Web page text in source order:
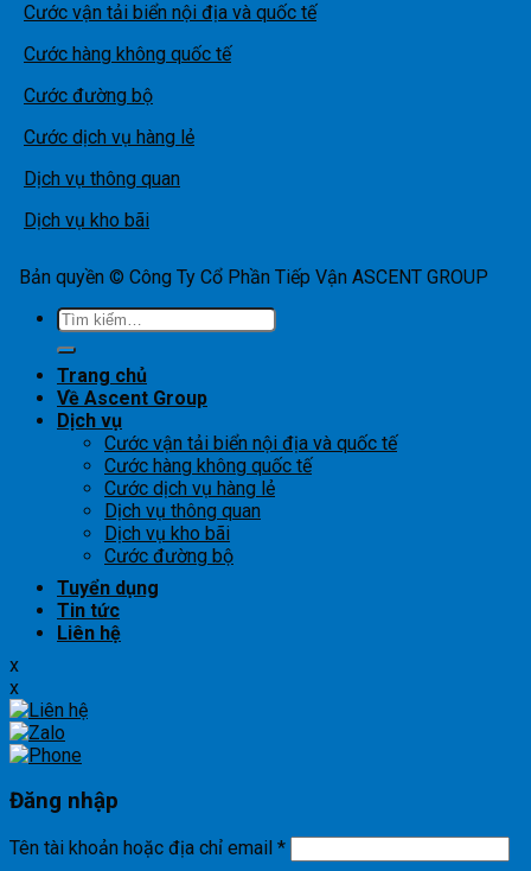
Cước vận tải biển nội địa và quốc tế
Cước hàng không quốc tế
Cước đường bộ
Cước dịch vụ hàng lẻ
Dịch vụ thông quan
Dịch vụ kho bãi
Bản quyền © Công Ty Cổ Phần Tiếp Vận ASCENT GROUP
Tìm
kiếm:
Trang chủ
Về Ascent Group
Dịch vụ
Cước vận tải biển nội địa và quốc tế
Cước hàng không quốc tế
Cước dịch vụ hàng lẻ
Dịch vụ thông quan
Dịch vụ kho bãi
Cước đường bộ
Tuyển dụng
Tin tức
Liên hệ
x
x
Đăng nhập
Tên tài khoản hoặc địa chỉ email *